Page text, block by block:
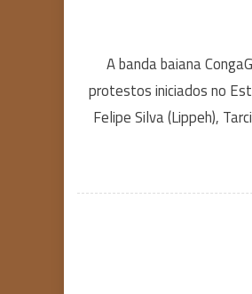
A banda baiana
protestos iniciados no
Felipe Silva (Lippeh),